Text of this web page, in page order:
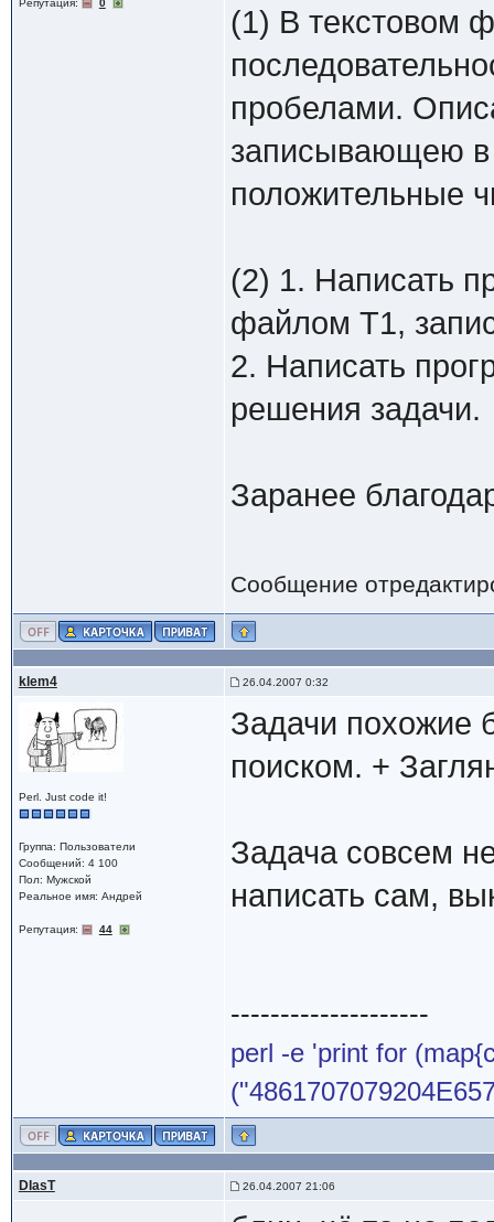
Репутация: 0
(1) В текстовом
пробелами.
записывающею в
положительные
(2) 1. Написать
файлом T1,
2. Написать
решения задачи.
Заранее
Сообщение
klem4 26.04.2007 0:32
Perl. Just code it!
Группа: Пользователи
Сообщений: 4 100
Пол: Мужской
Реальное имя: Андрей
Репутация: 44
Задачи похожие
поиском. +
Задача совсем
написать сам,
--------------------
perl -e 'print for
DIasT 26.04.2007 21:06